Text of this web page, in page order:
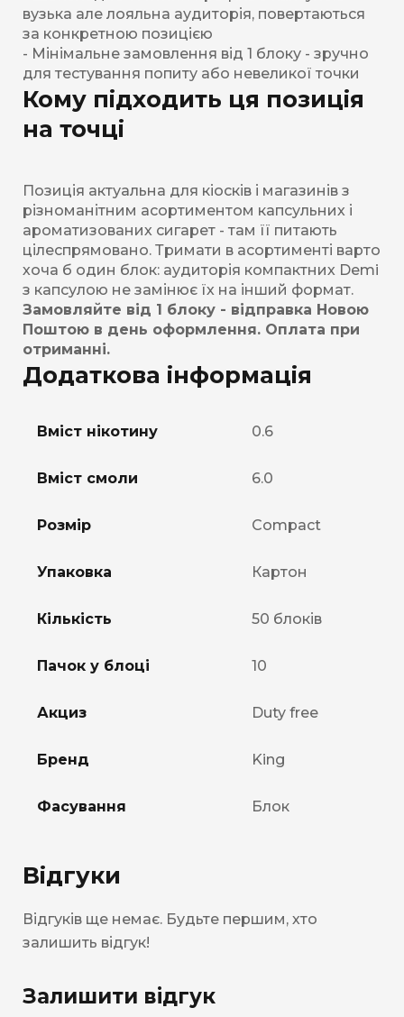
вузька але лояльна аудиторія, повертаються
за конкретною позицією
- Мінімальне замовлення від 1 блоку - зручно
для тестування попиту або невеликої точки
Кому підходить ця позиція
на точці
Позиція актуальна для кіосків і магазинів з
різноманітним асортиментом капсульних і
ароматизованих сигарет - там її питають
цілеспрямовано. Тримати в асортименті варто
хоча б один блок: аудиторія компактних Demi
з капсулою не замінює їх на інший формат.
Замовляйте від 1 блоку - відправка Новою
Поштою в день оформлення. Оплата при
отриманні.
Додаткова інформація
Вміст нікотину 0.6
Вміст смоли 6.0
Розмір Compact
Упаковка Картон
Кількість 50 блоків
Пачок у блоці 10
Акциз Duty free
Бренд King
Фасування Блок
Відгуки
Відгуків ще немає. Будьте першим, хто
залишить відгук!
Залишити відгук